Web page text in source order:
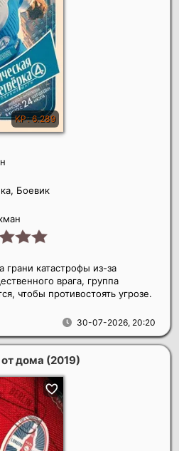
Боевик
30-07-2026, 20:20
грани катастрофы из-за
врага, группа
чтобы противостоять угрозе.
дома (2019)